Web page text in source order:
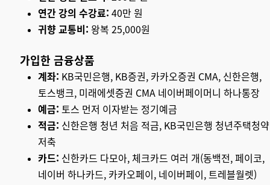
연간 강의 수강료: 40만 원
귀향 교통비: 왕복 25,000원
가입한 금융상품
계좌: KB국민은행, KB증권, 카카오증권 CMA, 신한은행,
토스뱅크, 미래에셋증권 CMA 네이버페이머니 하나통장
예금: 토스 먼저 이자받는 정기예금
적금: 신한은행 청년 처음 적금, KB국민은행 청년주택청약
저축
카드: 신한카드 다모아, 체크카드 여러 개(동백전, 페이코,
네이버 하나카드, 카카오페이, 네이버페이, 트레블월렛)